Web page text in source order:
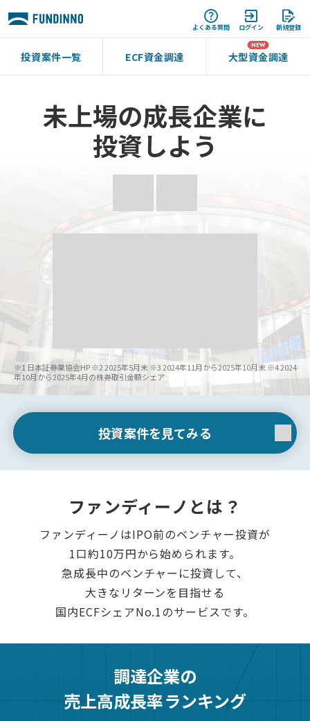
よくある質問 ログイン 新規登録
投資案件一覧 ECF資金調達 大型資金調達
未上場の成長企業に
投資しよう
※1 日本証券業協会HP※2 2025年5月末※3 2024年11月から2025年10月末※4 2024
年10月から2025年4月の株券取引金額シェア
投資案件を見てみる
ファンディーノとは？
ファンディーノはIPO前のベンチャー投資が
1口約10万円から始められます。
急成長中のベンチャーに投資して、
大きなリターンを目指せる
国内ECFシェアNo.1のサービスです。
調達企業の
売上高成長率ランキング